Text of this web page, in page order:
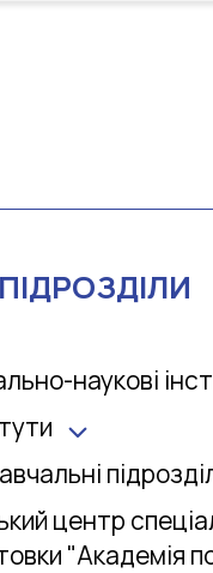
наукові
центр
"Академія